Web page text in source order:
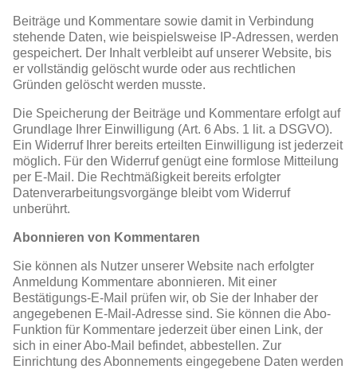
Beiträge und Kommentare sowie damit in Verbindung
stehende Daten, wie beispielsweise IP-Adressen, werden
gespeichert. Der Inhalt verbleibt auf unserer Website, bis
er vollständig gelöscht wurde oder aus rechtlichen
Gründen gelöscht werden musste.
Die Speicherung der Beiträge und Kommentare erfolgt auf
Grundlage Ihrer Einwilligung (Art. 6 Abs. 1 lit. a DSGVO).
Ein Widerruf Ihrer bereits erteilten Einwilligung ist jederzeit
möglich. Für den Widerruf genügt eine formlose Mitteilung
per E-Mail. Die Rechtmäßigkeit bereits erfolgter
Datenverarbeitungsvorgänge bleibt vom Widerruf
unberührt.
Abonnieren von Kommentaren
Sie können als Nutzer unserer Website nach erfolgter
Anmeldung Kommentare abonnieren. Mit einer
Bestätigungs-E-Mail prüfen wir, ob Sie der Inhaber der
angegebenen E-Mail-Adresse sind. Sie können die Abo-
Funktion für Kommentare jederzeit über einen Link, der
sich in einer Abo-Mail befindet, abbestellen. Zur
Einrichtung des Abonnements eingegebene Daten werden